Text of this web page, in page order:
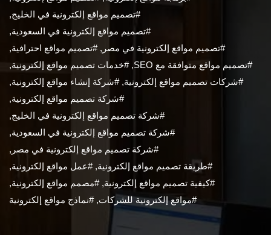
#تصميم مواقع إلكترونية في الخليج,
#تصميم مواقع إلكترونية في السعودية,
#تصميم مواقع إلكترونية في مصر ,#تصميم مواقع احترافية,
#تصميم مواقع متوافقة مع SEO
,#خدمات تصميم مواقع إلكترونية,
#شركات تصميم مواقع إلكترونية,#شركة إنشاء مواقع إلكترونية,
#شركة تصميم مواقع إلكترونية,
#شركة تصميم مواقع إلكترونية في الخليج,
#شركة تصميم مواقع إلكترونية في السعودية,
#شركة تصميم مواقع إلكترونية في مصر ,
#طريقة تصميم مواقع إلكترونية,#عمل مواقع إلكترونية,
#كيفية تصميم مواقع إلكترونية,#مصمم مواقع إلكترونية,
#مواقع إلكترونية للشركات,#نماذج مواقع إلكترونية